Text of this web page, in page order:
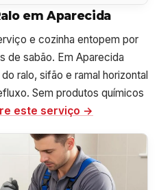
em Aparecida
e cozinha entopem por
de sabão. Em Aparecida
ralo, sifão e ramal horizontal
Sem produtos químicos
este serviço →